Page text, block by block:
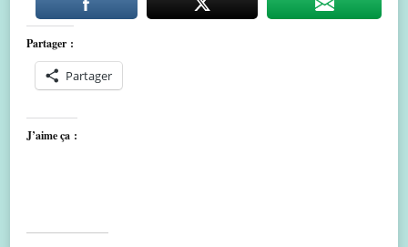
Partager :
Partager
J’aime ça :